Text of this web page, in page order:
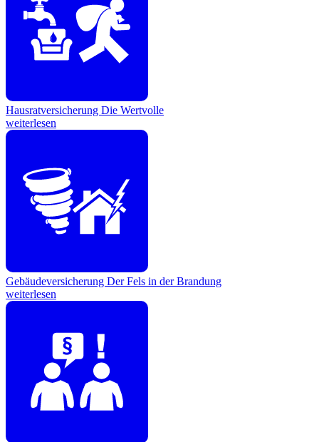
Hausratversicherung Die Wertvolle
weiterlesen
Gebäudeversicherung Der Fels in der Brandung
weiterlesen